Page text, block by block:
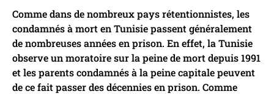
Comme dans de nombreux pays rétentionnistes, les
condamnés à mort en Tunisie passent généralement
de nombreuses années en prison. En effet, la Tunisie
observe un moratoire sur la peine de mort depuis 1991
et les parents condamnés à la peine capitale peuvent
de ce fait passer des décennies en prison. Comme